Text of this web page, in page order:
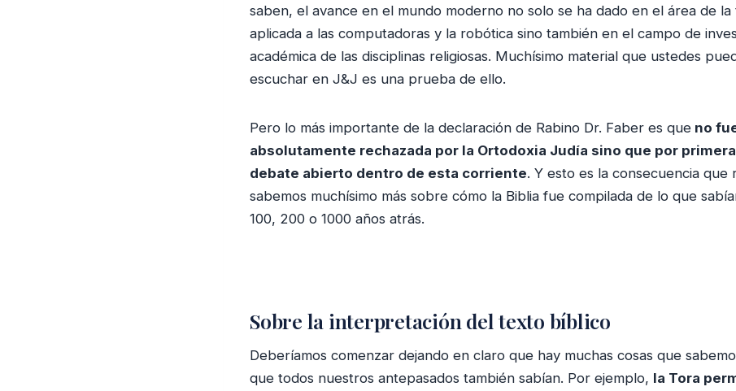
saben, el avance en el mundo moderno no solo se ha dado en el área de
aplicada a las computadoras y la robótica sino también en el campo de
académica de las disciplinas religiosas. Muchísimo material que ustedes
escuchar en J&J es una prueba de ello.
Pero lo más importante de la declaración de Rabino Dr. Faber es que no
absolutamente rechazada por la Ortodoxia Judía sino que por
debate abierto dentro de esta corriente. Y esto es la consecuencia que
sabemos muchísimo más sobre cómo la Biblia fue compilada de lo que
100, 200 o 1000 años atrás.
Sobre la interpretación del texto bíblico
Deberíamos comenzar dejando en claro que hay muchas cosas que
que todos nuestros antepasados también sabían. Por ejemplo, la Tora